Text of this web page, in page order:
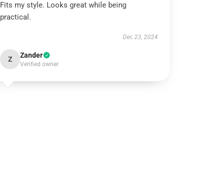
Fits my style. Looks great while being
practical.
Dec 23, 2024
Z Zander
Verified owner